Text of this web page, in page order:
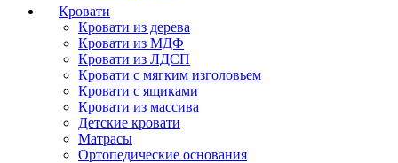
Кровати
Кровати из дерева
Кровати из МДФ
Кровати из ЛДСП
Кровати с мягким изголовьем
Кровати с ящиками
Кровати из массива
Детские кровати
Матрасы
Ортопедические основания